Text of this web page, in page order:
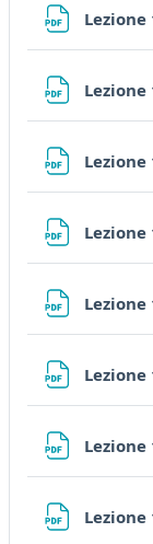
Lezione
Lezione
Lezione
Lezione
Lezione
Lezione
Lezione